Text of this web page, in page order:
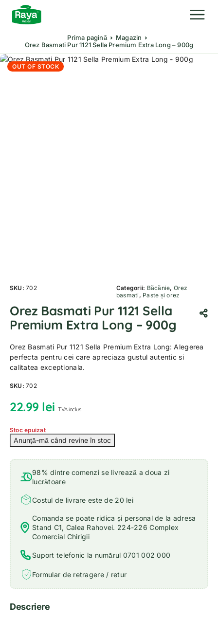
Prima pagină
Magazin
Orez Basmati Pur 1121 Sella Premium Extra Long – 900g
OUT OF STOCK
SKU:702 Categorii: Băcănie, Orez
basmati , Paste și orez
Orez Basmati Pur 1121 Sella
Premium Extra Long – 900g
Orez Basmati Pur 1121 Sella Premium Extra Long: Alegerea
perfecta pentru cei care apreciaza gustul autentic si
calitatea exceptionala.
SKU:702
22.99 lei TVA inclus
Stoc epuizat
98% dintre comenzi se livrează a doua zi
lucrătoare
Costul de livrare este de 20 lei
Comanda se poate ridica și personal de la adresa
Stand C1, Calea Rahovei. 224-226 Complex
Comercial Chirigii
Suport telefonic la numărul 0701 002 000
Formular de retragere / retur
Descriere